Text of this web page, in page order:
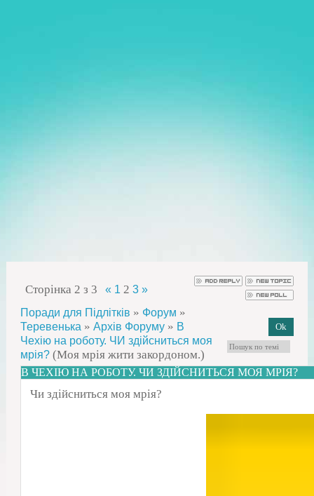
Сторінка 2 з 3 « 1 2 3 »
Поради для Підлітків » Форум »
Теревенька » Архів Форуму » В
Чехію на роботу. ЧИ здійсниться моя
мрія? (Моя мрія жити закордоном.)
В ЧЕХІЮ НА РОБОТУ. ЧИ ЗДІЙСНИТЬСЯ МОЯ МРІЯ?
Чи здійсниться моя мрія?